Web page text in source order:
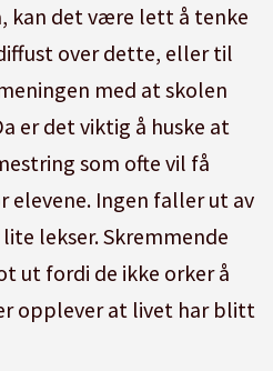
kan det være lett å tenke
over dette, eller til
med at skolen
er det viktig å huske at
som ofte vil få
elevene. Ingen faller ut av
lekser. Skremmende
ut fordi de ikke orker å
opplever at livet har blitt